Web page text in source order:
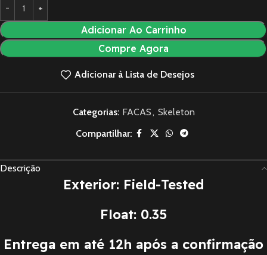
Adicionar Ao Carrinho
Compre Agora
Adicionar à Lista de Desejos
Categorias: FACAS, Skeleton
Compartilhar:
Descrição
Exterior: Field-Tested
Float: 0.35
Entrega em até 12h após a confirmação